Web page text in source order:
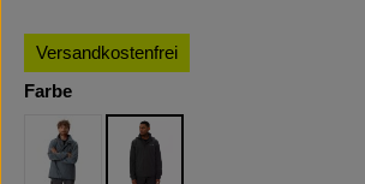
Versandkostenfrei
Farbeauswählen
Heron Uni Black